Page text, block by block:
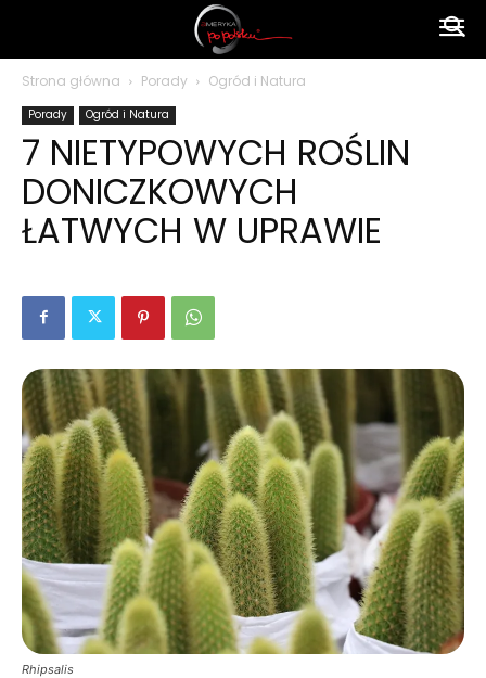
polsku
Strona główna Porady Ogród i Natura
Porady Ogród i Natura
7 NIETYPOWYCH ROŚLIN
DONICZKOWYCH
ŁATWYCH W UPRAWIE
Rhipsalis